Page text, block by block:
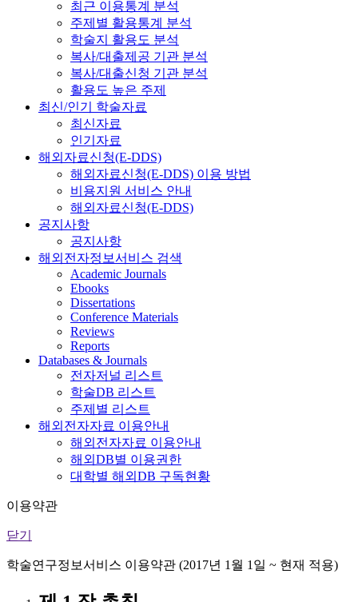
최근 이용통계 분석
주제별 활용통계 분석
학술지 활용도 분석
복사/대출제공 기관 분석
복사/대출신청 기관 분석
활용도 높은 주제
최신/인기 학술자료
최신자료
인기자료
해외자료신청(E-DDS)
해외자료신청(E-DDS) 이용 방법
비용지원 서비스 안내
해외자료신청(E-DDS)
공지사항
공지사항
해외전자정보서비스 검색
Academic Journals
Ebooks
Dissertations
Conference Materials
Reviews
Reports
Databases & Journals
전자저널 리스트
학술DB 리스트
주제별 리스트
해외전자자료 이용안내
해외전자자료 이용안내
해외DB별 이용권한
대학별 해외DB 구독현황
이용약관
닫기
학술연구정보서비스 이용약관 (2017년 1월 1일 ~ 현재 적용)